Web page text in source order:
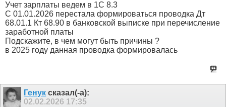
Учет зарплаты ведем в 1С 8.3
С 01.01.2026 перестала формироваться проводка Дт
68.01.1 Кт 68.90 в банковской выписке при перечисление
заработной платы
Подскажите, в чем могут быть причины ?
в 2025 году данная проводка формировалась
Генук сказал(-а):
02.02.2026 17:35